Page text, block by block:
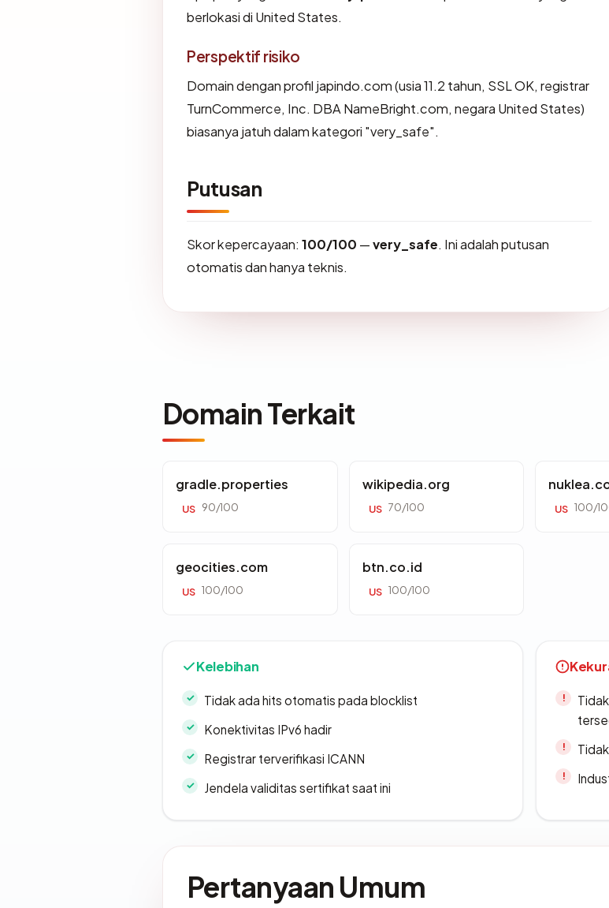
berlokasi di United States.
Perspektif risiko
Domain dengan profil japindo.com (usia 11.2 tahun, SSL OK, registrar
TurnCommerce, Inc. DBA NameBright.com, negara United States)
biasanya jatuh dalam kategori "very_safe".
Putusan
Skor kepercayaan: 100/100 —very_safe. Ini adalah putusan
otomatis dan hanya teknis.
Domain Terkait
gradle.properties
US 90/100
wikipedia.org
US 70/100 US 100/
geocities.com
US 100/100
btn.co.id
US 100/100
Kelebihan
Tidak ada hits otomatis pada blocklist
Konektivitas IPv6 hadir
Registrar terverifikasi ICANN
Jendela validitas sertifikat saat ini
Pertanyaan Umum